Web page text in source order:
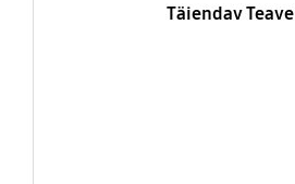
Täiendav Teave